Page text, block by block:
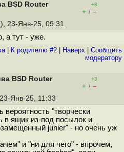
BSD Router
+8
+ / –
23-Янв-25, 09:31
а тут - уже.
| К родителю #2 Наверх
Cообщить
модератору
BSD Router
+3
+ / –
Янв-25, 11:33
вероятность "творчески
в ящик из-под посылок и
junier" - но очень уж
и "ни для чего" - впрочем,